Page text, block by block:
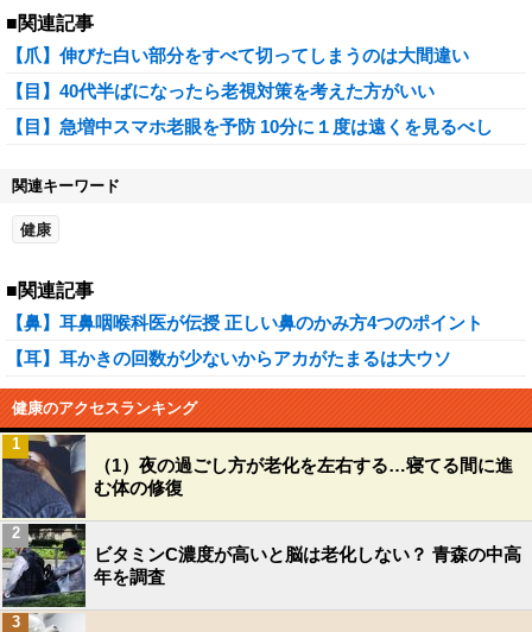
■関連記事
【爪】伸びた白い部分をすべて切ってしまうのは大間違い
【目】40代半ばになったら老視対策を考えた方がいい
【目】急増中スマホ老眼を予防 10分に１度は遠くを見るべし
関連キーワード
健康
■関連記事
【鼻】耳鼻咽喉科医が伝授 正しい鼻のかみ方4つのポイント
【耳】耳かきの回数が少ないからアカがたまるは大ウソ
健康のアクセスランキング
（1）夜の過ごし方が老化を左右する…寝てる間に進
む体の修復
1
ビタミンC濃度が高いと脳は老化しない？ 青森の中高
年を調査
2
3